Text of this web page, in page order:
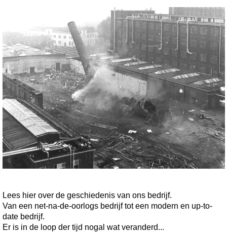
Lees hier over de geschiedenis van ons bedrijf.
Van een net-na-de-oorlogs bedrijf tot een modern en up-to-
date bedrijf.
Er is in de loop der tijd nogal wat veranderd...